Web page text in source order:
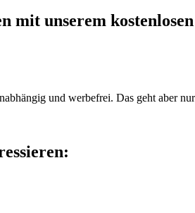
mit unserem
und werbefrei. Das geht aber